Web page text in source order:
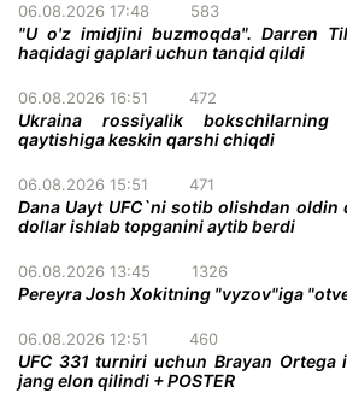
06.08.2026 17:48 583
"U o'z imidjini buzmoqda". Darren
haqidagi gaplari uchun tanqid qildi
06.08.2026 16:51 472
Ukraina rossiyalik bokschilarning
qaytishiga keskin qarshi chiqdi
06.08.2026 15:51 471
Dana Uayt UFC`ni sotib olishdan
dollar ishlab topganini aytib berdi
06.08.2026 13:45 1326
Pereyra Josh Xokitning "vyzov"iga
06.08.2026 12:51 460
UFC 331 turniri uchun Brayan
jang elon qilindi + POSTER